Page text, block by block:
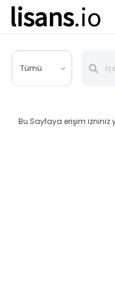
lisans.io
Tümü
Bu Sayfaya erişim izniniz